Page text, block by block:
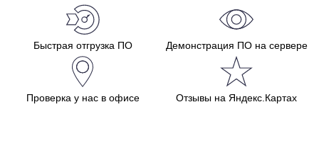
Быстрая отгрузка ПО Демонстрация ПО на сервере
Проверка у нас в офисе Отзывы на Яндекс.Картах